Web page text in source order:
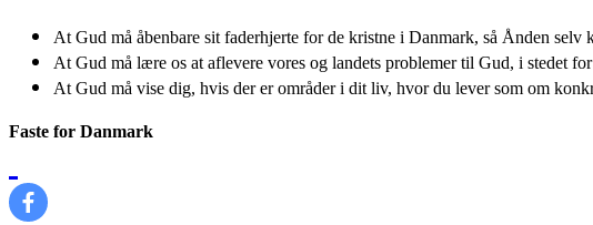
At Gud må åbenbare sit faderhjerte for de kristne i Danmark, så Ånden selv
At Gud må lære os at aflevere vores og landets problemer til Gud, i stedet
At Gud må vise dig, hvis der er områder i dit liv, hvor du lever som om
Faste for Danmark